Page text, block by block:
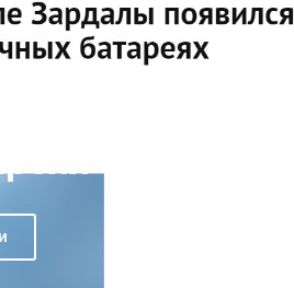
селе Зардалы
работающий на
- Клооп